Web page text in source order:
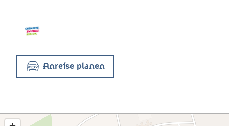
Anreise planen